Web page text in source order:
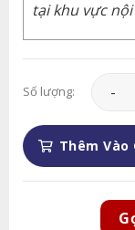
tại khu vực
Số lượng: Hoa
Thêm Vào